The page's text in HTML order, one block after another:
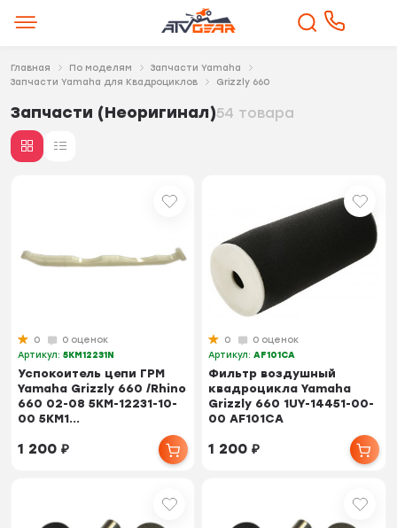
Главная По моделям
Запчасти Yamaha
Запчасти Yamaha для Квадроциклов
Grizzly 660
Запчасти (Неоригинал)54 товара
0
0 оценок
Артикул:5KM12231N
Успокоитель цепи ГРМ
Yamaha Grizzly 660 /Rhino
660 02-08 5KM-12231-10-
00 5KM1...
1 200₽
0
0 оценок
Артикул:AF101CA
Фильтр воздушный
квадроцикла Yamaha
Grizzly 660 1UY-14451-00-
00 AF101CA
1 200₽